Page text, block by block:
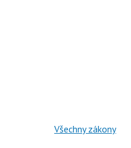
Všechny zákony